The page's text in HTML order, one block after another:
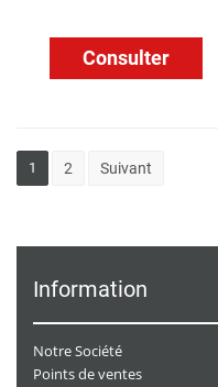
Consulter
1 2 Suivant
Information
Notre Société
Points de ventes